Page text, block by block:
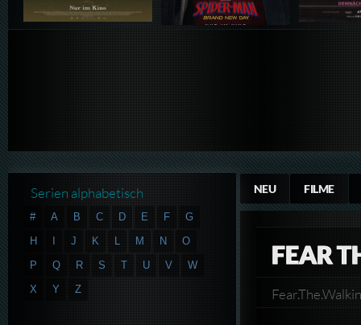
NEU FILME
FEAR
Serien alphabetisch
# A B C D E F
G
H
I J K L M N
O
P
Q R S T U V
W
X
Y Z